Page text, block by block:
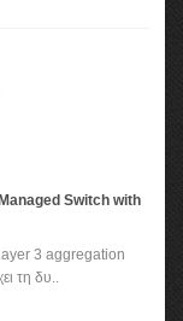
Switch with
3 aggregation
τη δυ..